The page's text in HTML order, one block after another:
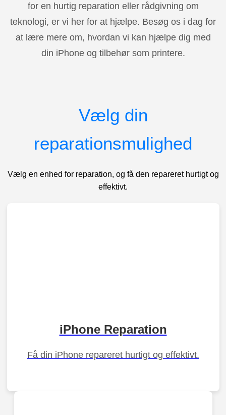
for en hurtig reparation eller rådgivning om
teknologi, er vi her for at hjælpe. Besøg os i dag for
at lære mere om, hvordan vi kan hjælpe dig med
din iPhone og tilbehør som printere.
Vælg din
reparationsmulighed
Vælg en enhed for reparation, og få den repareret hurtigt og
effektivt.
iPhone Reparation
Få din iPhone repareret hurtigt og effektivt.